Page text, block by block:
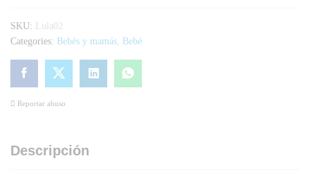
SKU:
Lula02
Categories: Bebés y mamás Bebé
Reportar abuso
Descripción